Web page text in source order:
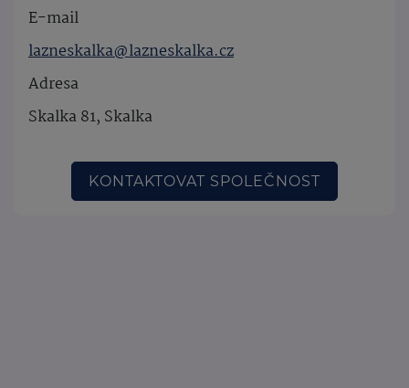
E-mail
lazneskalka@lazneskalka.cz
Adresa
Skalka 81, Skalka
KONTAKTOVAT SPOLEČNOST